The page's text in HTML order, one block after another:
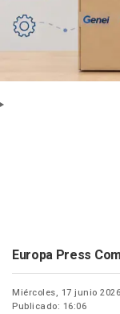
Europa Press
Miércoles, 17 junio 2026
Publicado: 16:06